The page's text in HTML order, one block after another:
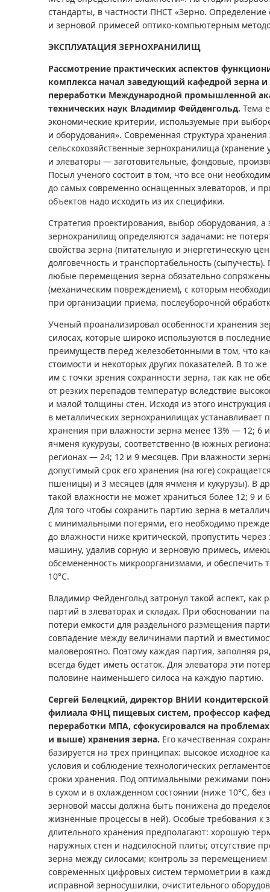
стандарты, в частности ПНСТ «Зерно.
и зерновой примесей оптико-компьютерным
ЭКСПЛУАТАЦИЯ ЗЕРНОХРАНИЛИЩ
Рассмотрение практических аспектов
комплекса начал заведующий кафедрой зерна и
переработки Международной промышленной
технических наук Владимир Фейденгольд. Тема
экономические критерии, используемые при
и оборудования». Современная структура
сельскохозяйственные зернохранилища (хранение
и элеваторы — заготовительные, фондовые,
Посыл ученого состоит в том, что все они
до самых современно оснащенных элеваторов, и
объектов надо исходить из их специфики.
Стратегия проектирования, выбор оборудования, а
зернохранилищ определяются задачами: не
свойства зерна (питательную и энергетическую
долговечность и транспортабельность
любые перемещения зерна обязательно
(механическим повреждением), с которым
при организации приема, послеуборочной
Ученый проанализировал особенности хранения
силосах, которые широко используются в
преимуществ перед железобетонными в том, что
стоимости и некоторых других показателей. В то
им с точки зрения сохранности зерна, так как не
от резких перепадов температур вследствие
и малой толщины стен. Исходя из этого
в металлических зернохранилищах устанавливает
хранения при влажности зерна менее 13% — 12; 6
ячменя кукурузы, соответственно (в южных
регионах — 24; 12 и 9 месяцев. При влажности
допустимый срок его хранения (на юге)
пшеницы) и 3 месяцев (для ячменя и кукурузы). В
такой влажности не может храниться более 12; 9 и
Для того чтобы сохранить партию зерна в
с минимальными потерями, его необходимо
до влажности ниже критической, пропустить
машину, удалив сорную и зерновую примесь,
обсемененность микроорганизмами, и
10°С.
Владимир Фейденгольд затронул такой аспект, как
партий в элеваторах и складах. При обосновании
потери емкости для раздельного размещения
совпадение между величинами партий и
маловероятно. Поэтому каждая партия, заполняя
всегда будет иметь остаток. Для элеватора эти
половине наименьшего силоса на каждую партию.
Сергей Белецкий, директор ВНИИ
филиала ФНЦ пищевых систем, профессор
переработки МПА, сфокусировался на
и выше) хранения зерна. Его качественная
базируется на трех принципах: высокое исходное
условия и соблюдение технологических
сроки хранения. Под оптимальными режимами
в сухом и в охлажденном состоянии (ниже 10°С,
зерновой массы должна быть понижена до
жизненные процессы в ней). Особые требования к
длительного хранения предполагают: хорошую
наружных стен и надсилосной плиты; отсутствие
зерна между силосами; контроль за
современных цифровых систем термометрии в
исправной зерносушилки, очистительного